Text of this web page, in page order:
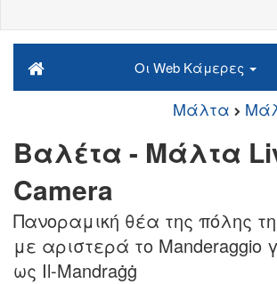
Οι Web Κάμερες
Μάλτα
Βαλέτα - Μάλτα
Camera
Πανοραμική θέα της πόλης
με αριστερά το Manderaggio
ως Il-Mandraġġ